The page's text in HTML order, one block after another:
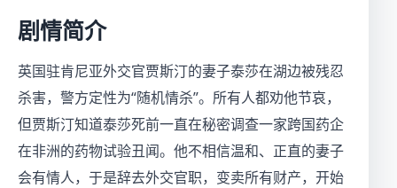
剧情简介
英国驻肯尼亚外交官贾斯汀的妻子泰莎在湖边被残忍
杀害，警方定性为“随机情杀”。所有人都劝他节哀，
但贾斯汀知道泰莎死前一直在秘密调查一家跨国药企
在非洲的药物试验丑闻。他不相信温和、正直的妻子
会有情人，于是辞去外交官职，变卖所有财产，开始